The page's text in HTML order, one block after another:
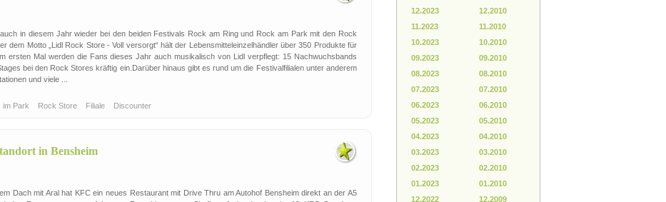
in diesem Jahr wieder bei den beiden Festivals Rock am Ring und Rock am Park mit den Rock
dem Motto „Lidl Rock Store - Voll versorgt“ hält der Lebensmitteleinzelhändler über 350 Produkte für
ersten Mal werden die Fans dieses Jahr auch musikalisch von Lidl verpflegt: 15 Nachwuchsbands
bei den Rock Stores kräftig ein.Darüber hinaus gibt es rund um die Festivalfilialen unter anderem
und viele ...
im Park Rock Store Filiale Discounter
in Bensheim
Dach mit Aral hat KFC ein neues Restaurant mit Drive Thru am Autohof Bensheim direkt an der A5
12.2023
11.2023
10.2023
09.2023
08.2023
07.2023
06.2023
05.2023
04.2023
03.2023
02.2023
01.2023
12.2022
12.2010
11.2010
10.2010
09.2010
08.2010
07.2010
06.2010
05.2010
04.2010
03.2010
02.2010
01.2010
12.2009